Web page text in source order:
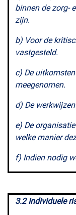
binnen de zorg-
zijn.
b) Voor de
vastgesteld.
c) De
meegenomen.
d) De
e) De
welke manier
f) Indien nodig
3.2 Individuele